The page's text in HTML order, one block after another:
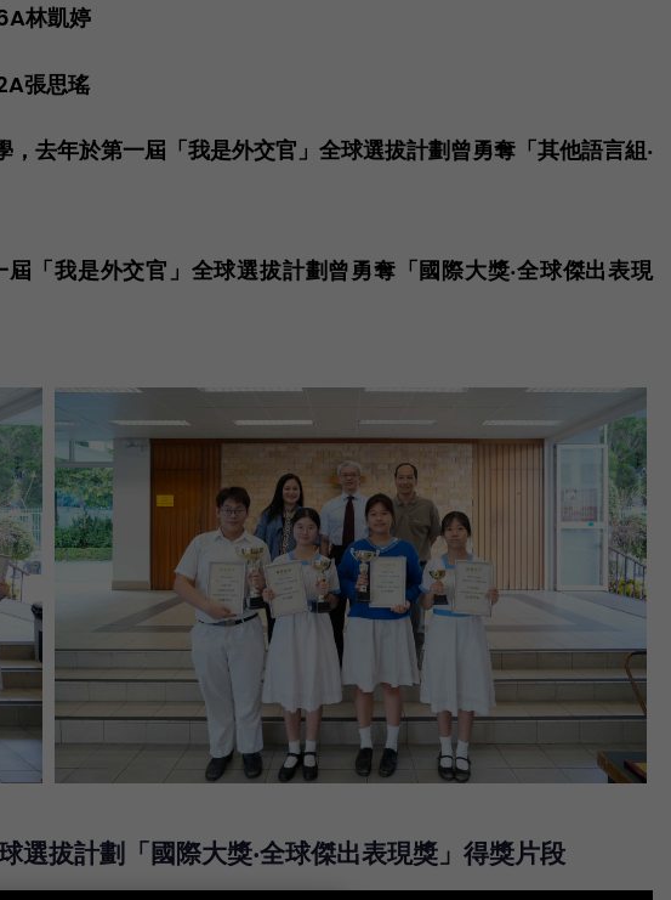
6A林凱婷
張思瑤
去年於第一屆「我是外交官」全球選拔計劃曾勇奪「其他語言組‧
「我是外交官」全球選拔計劃曾勇奪「國際大獎‧全球傑出表現
選拔計劃「國際大獎‧全球傑出表現獎」得獎片段